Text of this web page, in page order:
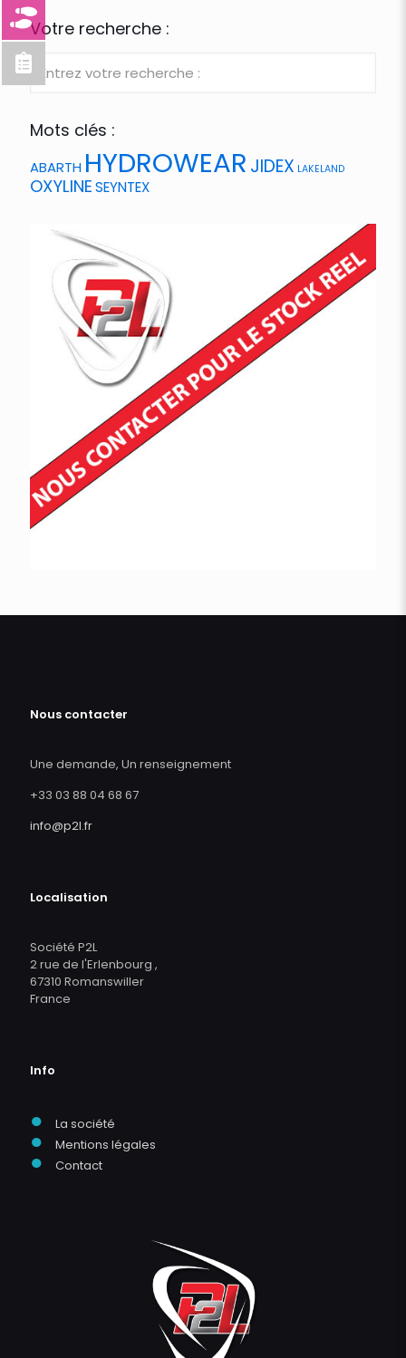
Votre recherche :
Mots clés :
ABARTH HYDROWEAR JIDEX LAKELAND
OXYLINESEYNTEX
Nous contacter
Une demande, Un renseignement
+33 03 88 04 68 67
info@p2l.fr
Localisation
Société P2L
2 rue de l'Erlenbourg ,
67310 Romanswiller
France
Info
● La société
● Mentions légales
● Contact